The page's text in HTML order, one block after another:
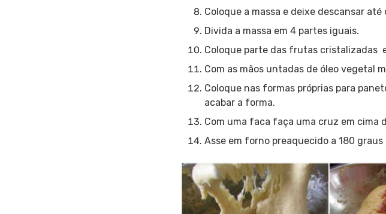
Coloque a massa e deixe descansar
Divida a massa em 4 partes iguais.
Coloque parte das frutas cristalizadas
Com as mãos untadas de óleo vegetal
Coloque nas formas próprias para
acabar a forma.
Com uma faca faça uma cruz em cima
Asse em forno preaquecido a 180